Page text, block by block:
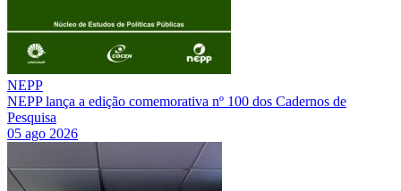
NEPP
NEPP lança a edição comemorativa nº 100 dos Cadernos de
Pesquisa
05 ago 2026